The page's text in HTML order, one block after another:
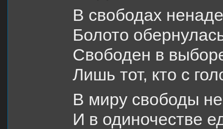
В свободах
Болото
Свободен в
Лишь тот, кто с
В миру свободы
И в одиночестве